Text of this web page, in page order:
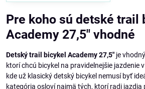
Pre koho sú detské trail
Academy 27,5" vhodné
Detský trail bicykel Academy 27,5" je
ktorí chcú bicykel na pravidelnejšie jazdenie
kde už klasický detský bicykel nemusí byť
kategória osloví najmä tých, ktorí radi jazdia